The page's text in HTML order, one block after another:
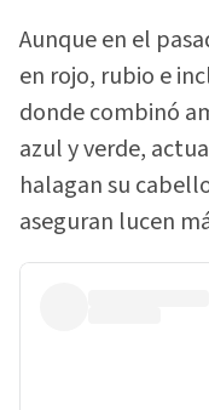
Aunque en el
en rojo, rubio e
donde combinó
azul y verde,
halagan su
aseguran lucen